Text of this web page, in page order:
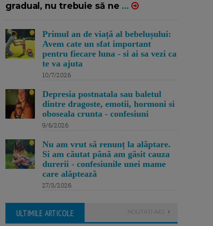
gradual, nu trebuie să ne ...
Primul an de viață al bebelușului:
Avem cate un sfat important
pentru fiecare luna - si ai sa vezi ca
te va ajuta
10/7/2026
Depresia postnatala sau baletul
dintre dragoste, emotii, hormoni si
oboseala crunta - confesiuni
9/6/2026
Nu am vrut să renunț la alăptare.
Si am căutat până am găsit cauza
durerii - confesiunile unei mame
care alăptează
27/3/2026
ULTIMILE ARTICOLE NOUTATI AICI